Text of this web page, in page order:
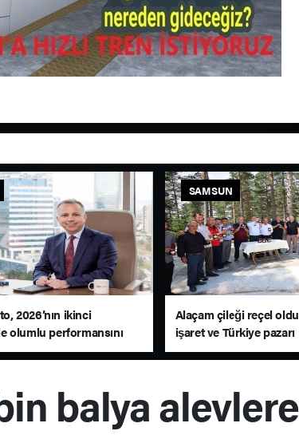
2026’nın ikinci
olumlu performansını
SAMSUN
Alaçam çileği reçel
işaret ve Türkiye pazarı
balya